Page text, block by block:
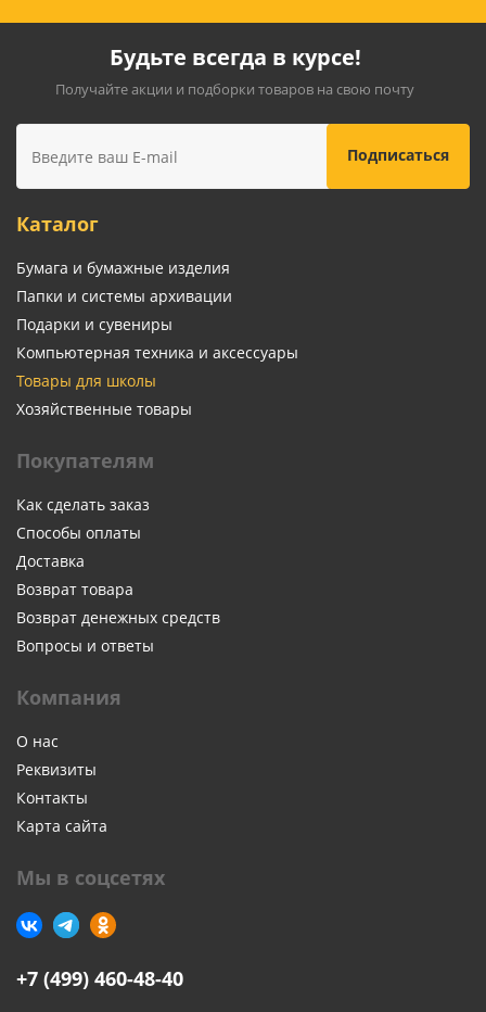
Будьте всегда в курсе!
Получайте акции и подборки товаров на свою почту
Каталог
Бумага и бумажные изделия
Папки и системы архивации
Подарки и сувениры
Компьютерная техника и аксессуары
Товары для школы
Хозяйственные товары
Покупателям
Как сделать заказ
Способы оплаты
Доставка
Возврат товара
Возврат денежных средств
Вопросы и ответы
Компания
О нас
Реквизиты
Контакты
Карта сайта
Мы в соцсетях
+7 (499) 460-48-40